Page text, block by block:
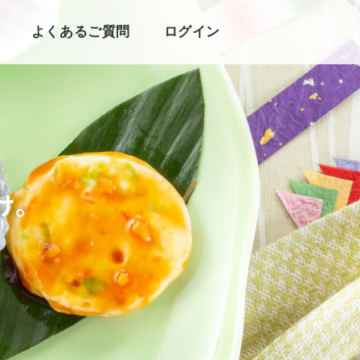
よくあるご質問 ログイン